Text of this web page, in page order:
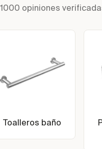
opiniones
Toalleros baño